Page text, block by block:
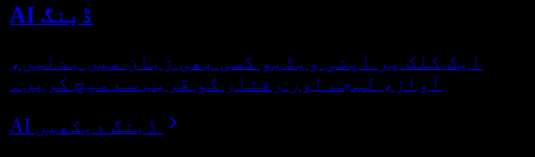
AI ڈبنگ
ایک کلک پر اپنی ویڈیو کسی بھی زبان میں بدلیں،
آواز، لہجے اور رفتار کو قریب سے میچ کریں۔
AI ڈبنگ دیکھیں